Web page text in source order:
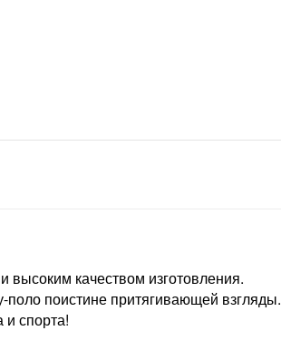
качеством изготовления.
поло поистине притягивающей взгляды.
и спорта!